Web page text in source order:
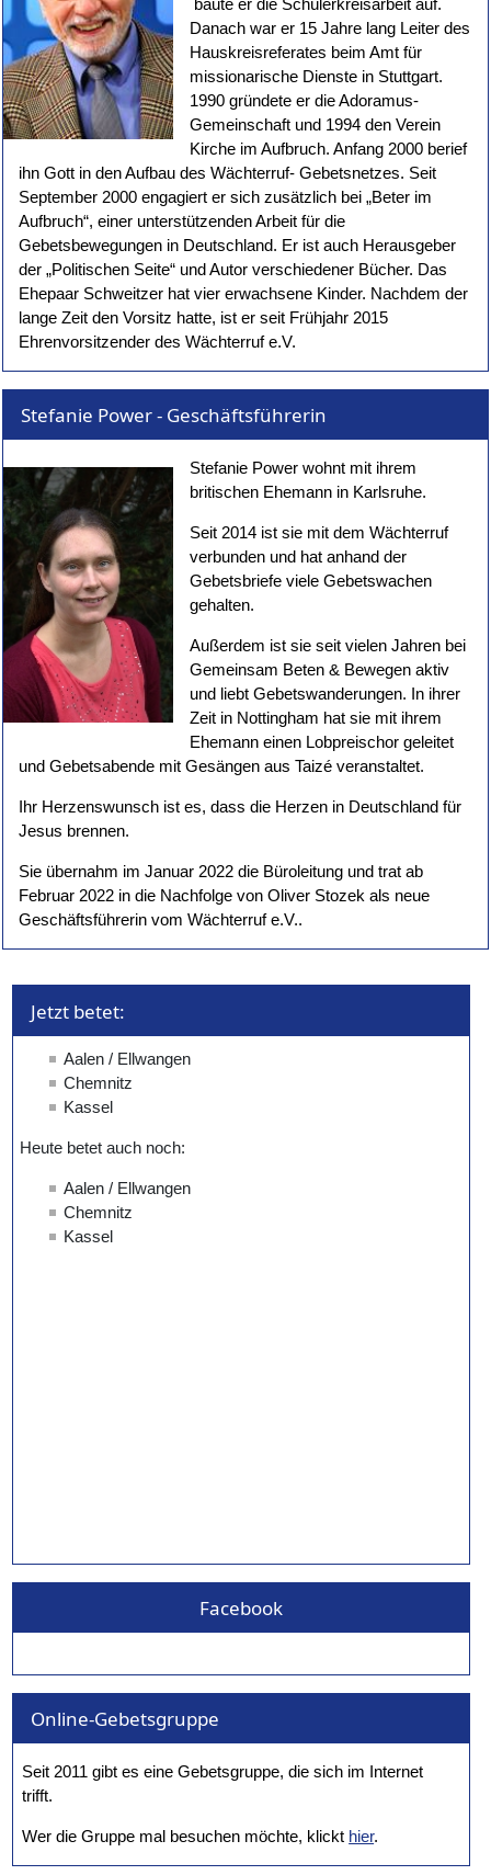
baute er die Schülerkreisarbeit auf.
Danach war er 15 Jahre lang Leiter des
Hauskreisreferates beim Amt für
missionarische Dienste in Stuttgart.
1990 gründete er die Adoramus-
Gemeinschaft und 1994 den Verein
Kirche im Aufbruch. Anfang 2000 berief
ihn Gott in den Aufbau des Wächterruf- Gebetsnetzes. Seit
September 2000 engagiert er sich zusätzlich bei „Beter im
Aufbruch“, einer unterstützenden Arbeit für die
Gebetsbewegungen in Deutschland. Er ist auch Herausgeber
der „Politischen Seite“ und Autor verschiedener Bücher. Das
Ehepaar Schweitzer hat vier erwachsene Kinder. Nachdem der
lange Zeit den Vorsitz hatte, ist er seit Frühjahr 2015
Ehrenvorsitzender des Wächterruf e.V.
Stefanie Power - Geschäftsführerin
Stefanie Power wohnt mit ihrem
britischen Ehemann in Karlsruhe.
Seit 2014 ist sie mit dem Wächterruf
verbunden und hat anhand der
Gebetsbriefe viele Gebetswachen
gehalten.
Außerdem ist sie seit vielen Jahren bei
Gemeinsam Beten & Bewegen aktiv
und liebt Gebetswanderungen. In ihrer
Zeit in Nottingham hat sie mit ihrem
Ehemann einen Lobpreischor geleitet
und Gebetsabende mit Gesängen aus Taizé veranstaltet.
Ihr Herzenswunsch ist es, dass die Herzen in Deutschland für
Jesus brennen.
Sie übernahm im Januar 2022 die Büroleitung und trat ab
Februar 2022 in die Nachfolge von Oliver Stozek als neue
Geschäftsführerin vom Wächterruf e.V..
Jetzt betet:
Facebook
Online-Gebetsgruppe
Seit 2011 gibt es eine Gebetsgruppe, die sich im Internet
trifft.
Wer die Gruppe mal besuchen möchte, klickt hier.